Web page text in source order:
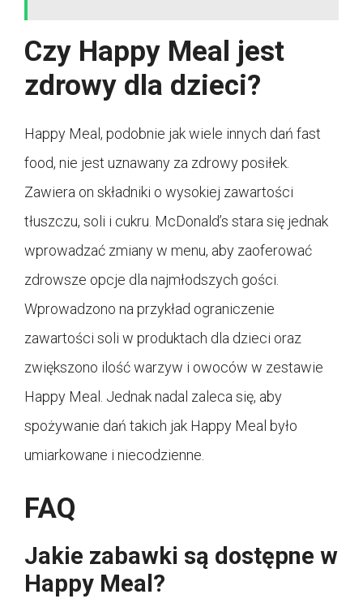
Czy Happy Meal jest
zdrowy dla dzieci?
Happy Meal, podobnie jak wiele innych dań fast
food, nie jest uznawany za zdrowy posiłek.
Zawiera on składniki o wysokiej zawartości
tłuszczu, soli i cukru. McDonald’s stara się jednak
wprowadzać zmiany w menu, aby zaoferować
zdrowsze opcje dla najmłodszych gości.
Wprowadzono na przykład ograniczenie
zawartości soli w produktach dla dzieci oraz
zwiększono ilość warzyw i owoców w zestawie
Happy Meal. Jednak nadal zaleca się, aby
spożywanie dań takich jak Happy Meal było
umiarkowane i niecodzienne.
FAQ
Jakie zabawki są dostępne w
Happy Meal?